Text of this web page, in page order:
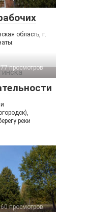
область, г.
просмотров
реки
просмотров